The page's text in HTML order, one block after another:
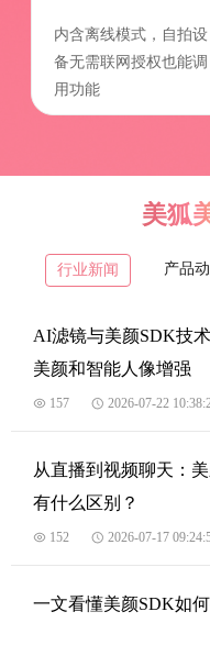
内含离线模式，自拍设
备无需联网授权也能调
用功能
美狐
行业新闻 产品
AI滤镜与美颜SDK技
美颜和智能人像增强
157 2026-07-22
从直播到视频聊天：
有什么区别？
152 2026-07-17
一文看懂美颜SDK如